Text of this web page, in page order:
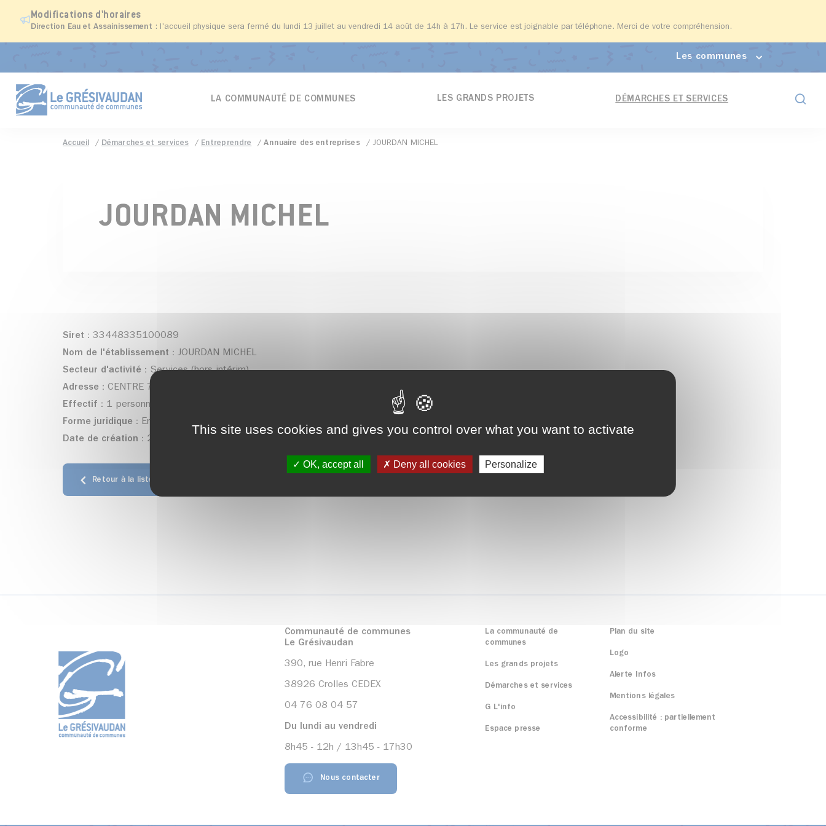
This site uses cookies and gives you control over what you want to activate
OK, accept all Deny all cookies Personalize
Modifications d'horaires
Direction Eau et Assainissement : l'accueil physique sera fermé du lundi 13 juillet au vendredi 14 août de 14h à 17h. Le service est joignable par téléphone. Merci de votre compréhension.
Les communes
LA COMMUNAUTÉ DE COMMUNES LES GRANDS PROJETS DÉMARCHES ET SERVICES
Accueil Démarches et services Entreprendre Annuaire des entreprises JOURDAN MICHEL
JOURDAN MICHEL
Siret : 33448335100089
Nom de l'établissement : JOURDAN MICHEL
Secteur d'activité : Services (hors intérim)
Adresse : CENTRE 7 - Les Adrets
Effectif : 1 personne(s)
Forme juridique : Entrepreneur individuel
Date de création : 25/12/2022
Retour à la liste
Communauté de communes
Le Grésivaudan
390, rue Henri Fabre
38926 Crolles CEDEX
04 76 08 04 57
Du lundi au vendredi
8h45 - 12h / 13h45 - 17h30
Nous contacter
La communauté de
communes
Les grands projets
Démarches et services
G L'info
Espace presse
Plan du site
Logo
Alerte Infos
Mentions légales
Accessibilité : partiellement
conforme